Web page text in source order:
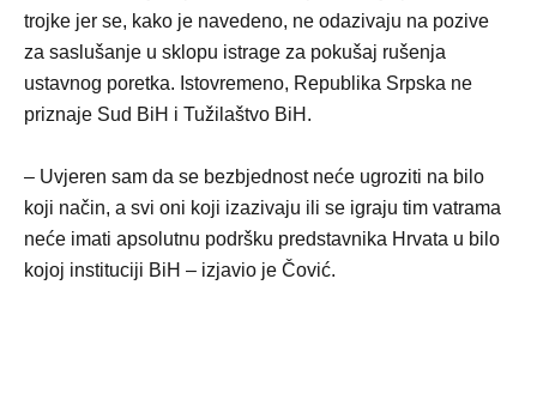
trojke jer se, kako je navedeno, ne odazivaju na pozive
za saslušanje u sklopu istrage za pokušaj rušenja
ustavnog poretka. Istovremeno, Republika Srpska ne
priznaje Sud BiH i Tužilaštvo BiH.
– Uvjeren sam da se bezbjednost neće ugroziti na bilo
koji način, a svi oni koji izazivaju ili se igraju tim vatrama
neće imati apsolutnu podršku predstavnika Hrvata u bilo
kojoj instituciji BiH – izjavio je Čović.